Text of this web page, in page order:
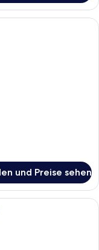
Hotelzimmer mit
und Preise sehen
Hotelzimmer mit